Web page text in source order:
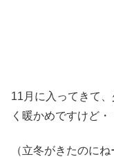
11月に入ってきて
く暖かめですけど・
（立冬がきたのにね